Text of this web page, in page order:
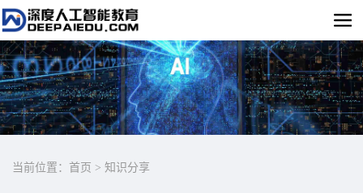
当前位置： 首页 > 知识分享